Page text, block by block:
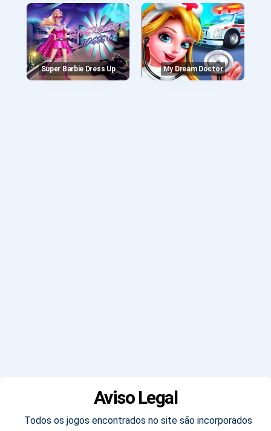
Super Barbie Dress Up My Dream Doctor
Aviso Legal
Todos os jogos encontrados no site são incorporados